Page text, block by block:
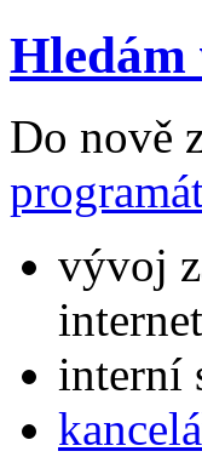
Hledám
Do nově
vývoj
interní